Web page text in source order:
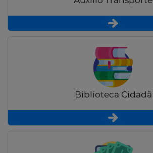
Biblioteca Cidadã